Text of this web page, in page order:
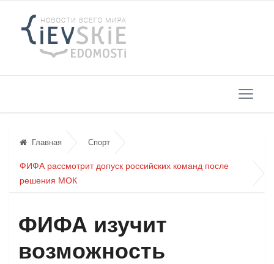
Главная Спорт
ФИФА рассмотрит допуск российских команд после
решения МОК
ФИФА изучит
возможность